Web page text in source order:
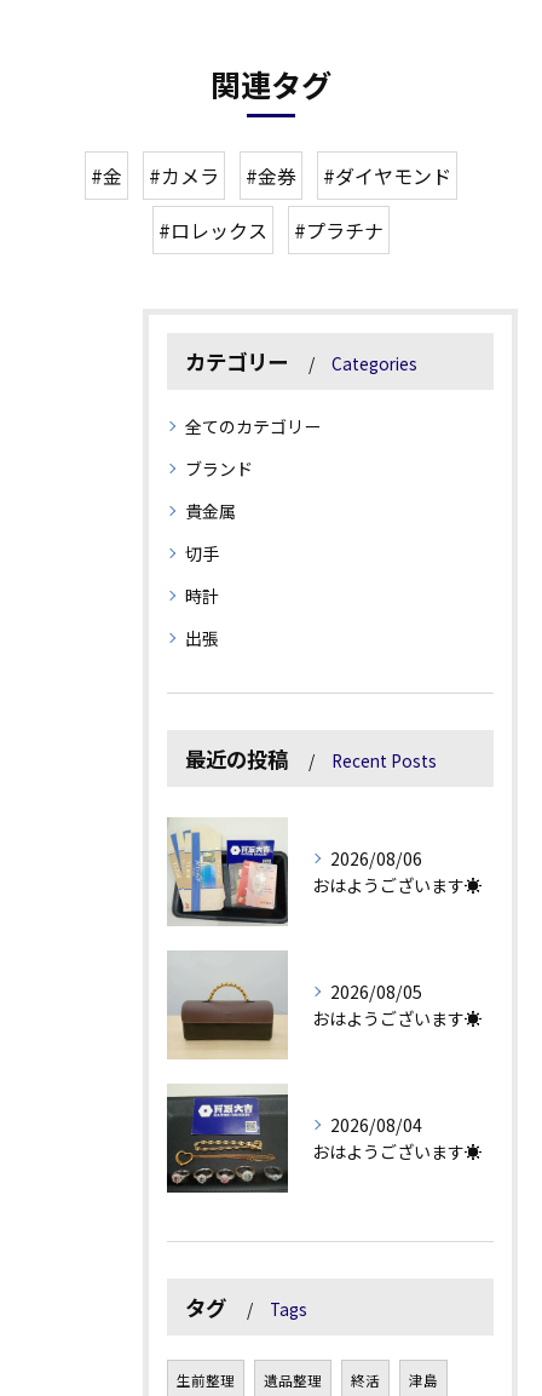
関連タグ
#金 #カメラ #金券
#ダイヤモンド
#ロレックス
#プラチナ
カテゴリー Categories
全てのカテゴリー
ブランド
貴金属
切手
時計
出張
最近の投稿 Recent Posts
2026/08/06
おはようございます☀
2026/08/05
おはようございます☀
2026/08/04
おはようございます☀
タグ Tags
生前整理 遺品整理 終活 津島